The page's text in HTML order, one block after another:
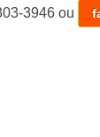
3946 ou